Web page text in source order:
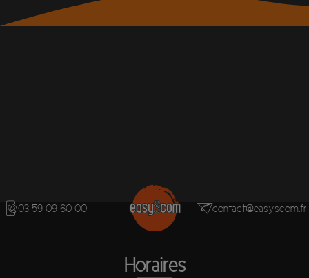
03 59 09 60 00 contact@easyscom.fr
Horaires